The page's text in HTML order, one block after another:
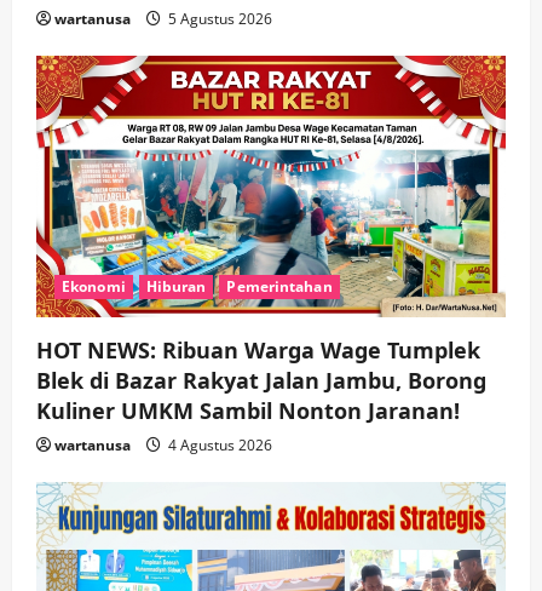
wartanusa 5 Agustus 2026
Ekonomi Hiburan Pemerintahan
HOT NEWS: Ribuan Warga Wage Tumplek
Blek di Bazar Rakyat Jalan Jambu, Borong
Kuliner UMKM Sambil Nonton Jaranan!
wartanusa 4 Agustus 2026